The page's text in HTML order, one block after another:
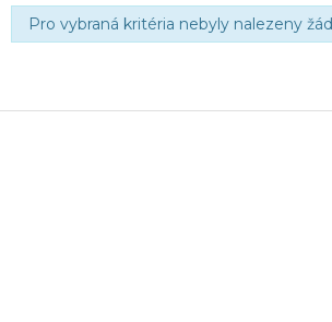
Pro vybraná kritéria nebyly nalezeny